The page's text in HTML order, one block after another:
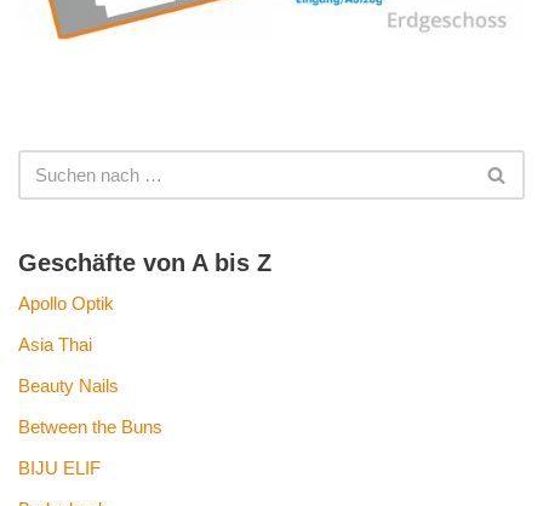
Geschäfte von A bis Z
Apollo Optik
Asia Thai
Beauty Nails
Between the Buns
BIJU ELIF